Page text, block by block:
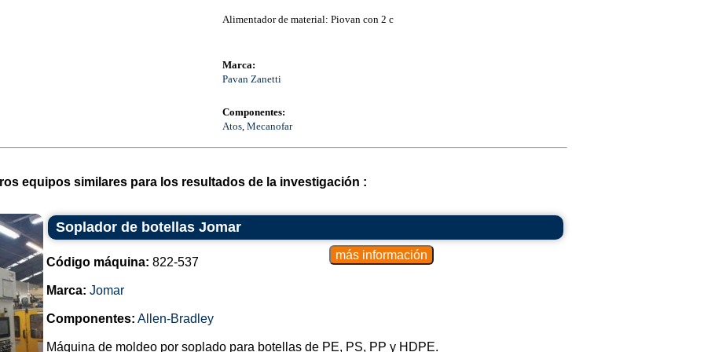
Alimentador de material: Piovan con 2 c
Marca:
Pavan Zanetti
Componentes:
Atos, Mecanofar
equipos similares para los resultados de la investigación :
Soplador de botellas Jomar
Código máquina: 822-537
Marca: Jomar
Componentes: Allen-Bradley
Máquina de moldeo por soplado para botellas de PE, PS, PP y HDPE.